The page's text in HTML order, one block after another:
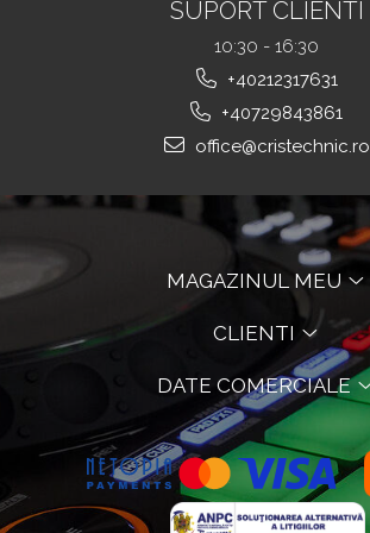
SUPORT CLIENTI
10:30 - 16:30
+40212317631
+40729843861
office@cristechnic.ro
MAGAZINUL MEU
CLIENTI
DATE COMERCIALE